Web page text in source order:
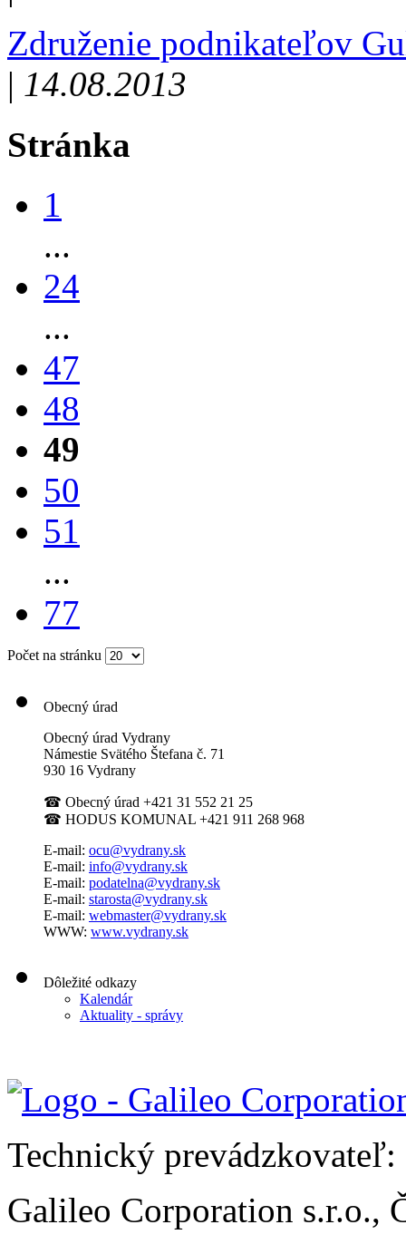
Združenie podnikateľov
| 14.08.2013
Stránka
1
...
24
...
47
48
49
50
51
...
77
Počet na stránku
Obecný úrad
Obecný úrad Vydrany
Námestie Svätého Štefana č. 71
930 16 Vydrany
☎ Obecný úrad +421 31 552 21 25
☎ HODUS KOMUNAL +421 911 268 968
E-mail: ocu@vydrany.sk
E-mail: info@vydrany.sk
E-mail: podatelna@vydrany.sk
E-mail: starosta@vydrany.sk
E-mail: webmaster@vydrany.sk
WWW: www.vydrany.sk
Dôležité odkazy
Kalendár
Aktuality - správy
Technický prevádzkovateľ:
Galileo Corporation s.r.o.,